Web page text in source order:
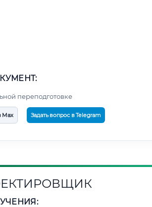
переподготовке
Max Задать вопрос в Telegram